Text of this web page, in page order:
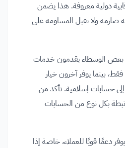
دولية معروفة. هذا يضمن
ولا تقبل المساومة على
بعض الوسطاء يقدمون خدمات
بينما يوفر آخرون خيار
حسابات إسلامية. تأكد من
بكل نوع من الحسابات
دعمًا قويًا للعملاء، خاصة إذا